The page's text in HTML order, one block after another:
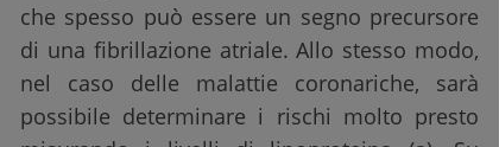
che spesso può essere un segno precursore
di una fibrillazione atriale. Allo stesso modo,
nel caso delle malattie coronariche, sarà
possibile determinare i rischi molto presto